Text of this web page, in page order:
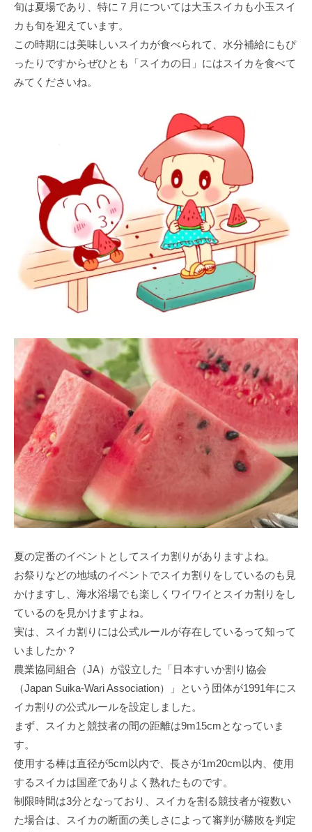
旬は夏場であり、特に７月については大玉スイカも小玉スイ
カも旬を迎えています。
この時期には美味しいスイカが食べられて、水分補給にもぴ
ったりですからぜひとも「スイカの日」にはスイカを食べて
みてくださいね。
夏の定番のイベントとしてスイカ割りがありますよね。
お祭りなどの地域のイベントでスイカ割りをしているのも見
かけますし、海水浴場でも楽しくワイワイとスイカ割りをし
ているのを見かけますよね。
実は、スイカ割りには公式ルールが存在しているって知って
いましたか？
農業協同組合（JA）が設立した「日本すいか割り協会
（Japan Suika-Wari Association）」という団体が1991年にス
イカ割りの公式ルールを設定しました。
まず、スイカと競技者の間の距離は9m15cmとなっていま
す。
使用する棒は直径が5cm以内で、長さが1m20cm以内、使用
するスイカは国産でありよく熟れたものです。
制限時間は3分となっており、スイカを割る競技者が複数い
た場合は、スイカの断面の美しさによって審判が勝敗を判定